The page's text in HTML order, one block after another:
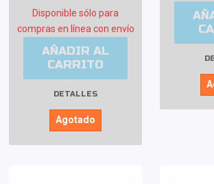
Disponible sólo para
compras en línea con envío
AÑADIR AL
CARRITO
DETALLES
Agotado